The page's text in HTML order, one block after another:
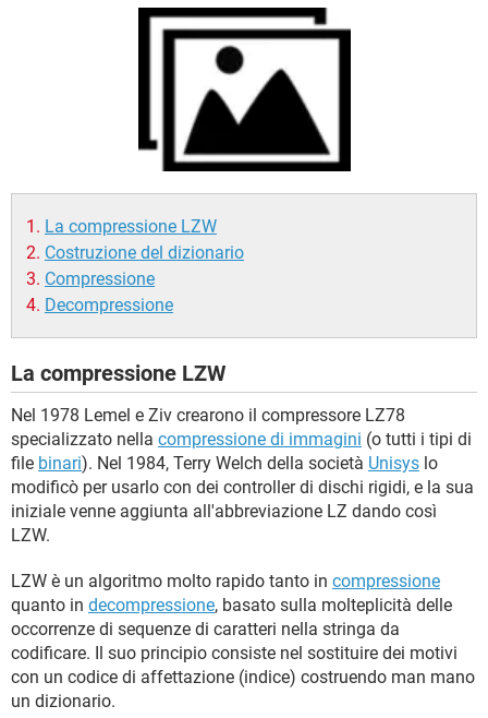
FACEBOOK
WHATSAPP
FACEBOOK
La compressione LZW
Costruzione del dizionario
Compressione
Decompressione
La compressione LZW
Nel 1978 Lemel e Ziv crearono il compressore LZ78
specializzato nella compressione di immagini (o tutti i tipi di
file binari). Nel 1984, Terry Welch della società Unisys lo
modificò per usarlo con dei controller di dischi rigidi, e la sua
iniziale venne aggiunta all'abbreviazione LZ dando così
LZW.
LZW è un algoritmo molto rapido tanto in compressione
quanto in decompressione, basato sulla molteplicità delle
occorrenze di sequenze di caratteri nella stringa da
codificare. Il suo principio consiste nel sostituire dei motivi
con un codice di affettazione (indice) costruendo man mano
un dizionario.